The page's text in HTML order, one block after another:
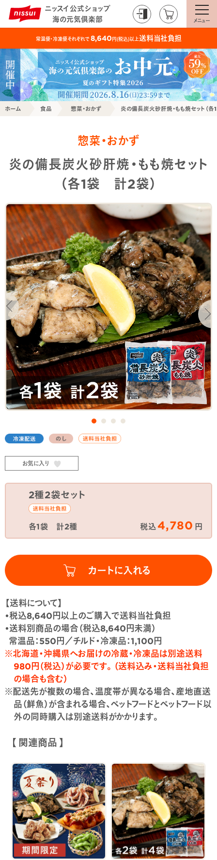
ニッスイ公式ショップ
海の元気倶楽部
メニュー
常温便・冷凍便それぞれで8,640円(税込)以上送料当社負担
ホーム 食品 惣菜・おかず 炎の備長炭火砂肝焼・もも焼セット（
惣菜・おかず
炎の備長炭火砂肝焼・もも焼セット
（各1袋 計2袋）
【送料について】
•税込8,640円以上のご購入で送料当社負担
•送料別商品の場合（税込8,640円未満）
常温品：550円／チルド・冷凍品：1,100円
※北海道・沖縄県へお届けの冷蔵・冷凍品は別途送料
980円（税込）が必要です。（送料込み・送料当社負担
の場合も含む）
※配送先が複数の場合、温度帯が異なる場合、産地直送
品（鮮魚）が含まれる場合、ペットフードとペットフード以
外の同時購入は別途送料がかかります。
2種2袋セット
各1袋 計2種 税込4,780 円
お気に入り
【 関連商品 】